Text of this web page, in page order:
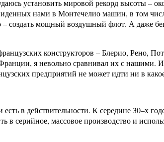
установить мировой рекорд высоты –
нами в Монтечелио машин, в том
создать мощный воздушный флот. А даже
конструкторов – Блерио, Рено,
я невольно сравнивал их с
предприятий не может идти ни в
в действительности. К середине 30–х
серийное, массовое производство и